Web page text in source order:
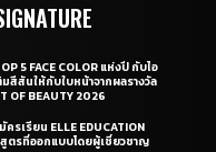
5 FACE COLOR แห่งปี กับไอ
สีสันให้กับใบหน้าจากผลรางวัล
OF BEAUTY 2026
รเรียน ELLE EDUCATION
ตรที่ออกแบบโดยผู้เชี่ยวชาญ